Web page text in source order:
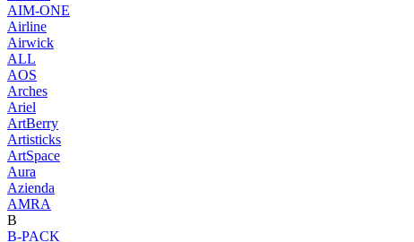
AIM-ONE
Airline
Airwick
ALL
AOS
Arches
Ariel
ArtBerry
Artisticks
ArtSpace
Aura
Azienda
AМRA
B
B-PACK